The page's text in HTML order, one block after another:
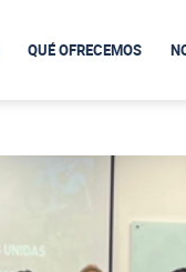
QUÉ OFRECEMOS